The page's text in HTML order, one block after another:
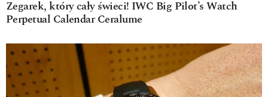
Zegarek, który cały świeci! IWC Big Pilot’s Watch
Perpetual Calendar Ceralume